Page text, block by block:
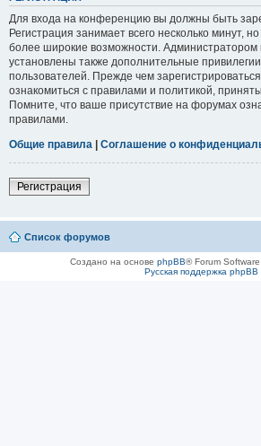
Для входа на конференцию вы должны быть
Регистрация занимает всего несколько минут,
более широкие возможности. Администратором
установлены также дополнительные
пользователей. Прежде чем
ознакомиться с правилами и политикой,
Помните, что ваше присутствие на форумах
правилами.
Общие правила | Соглашение о
Регистрация
Список форумов
Создано на основе phpBB® Forum
Русская поддержка phpBB